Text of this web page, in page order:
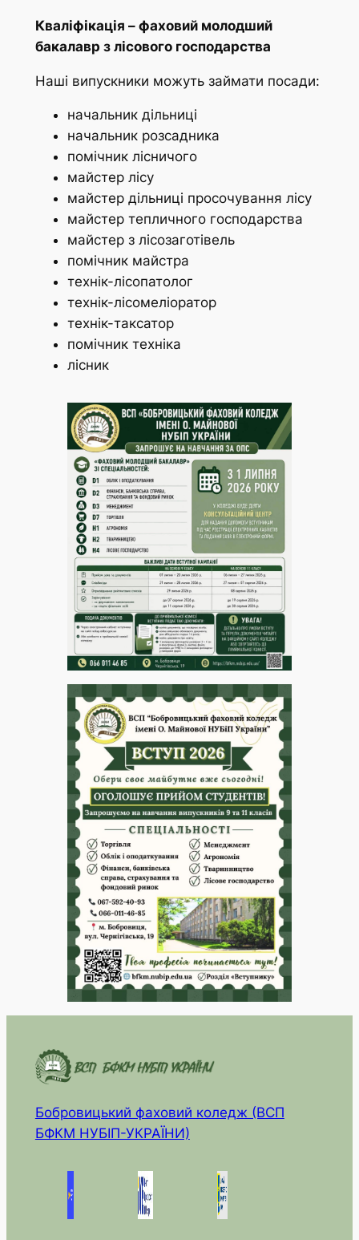
Кваліфікація – фаховий молодший
бакалавр з лісового господарства
Наші випускники можуть займати посади:
начальник дільниці
начальник розсадника
помічник лісничого
майстер лісу
майстер дільниці просочування лісу
майстер тепличного господарства
майстер з лісозаготівель
помічник майстра
технік-лісопатолог
технік-лісомеліоратор
технік-таксатор
помічник техніка
лісник
Бобровицький фаховий коледж (ВСП
БФКМ НУБІП-УКРАЇНИ)